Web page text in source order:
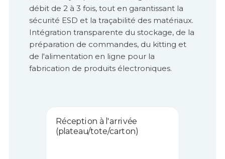
débit de 2 à 3 fois, tout en garantissant la
sécurité ESD et la traçabilité des matériaux.
Intégration transparente du stockage, de la
préparation de commandes, du kitting et
de l'alimentation en ligne pour la
fabrication de produits électroniques.
Réception à l'arrivée
(plateau/tote/carton)